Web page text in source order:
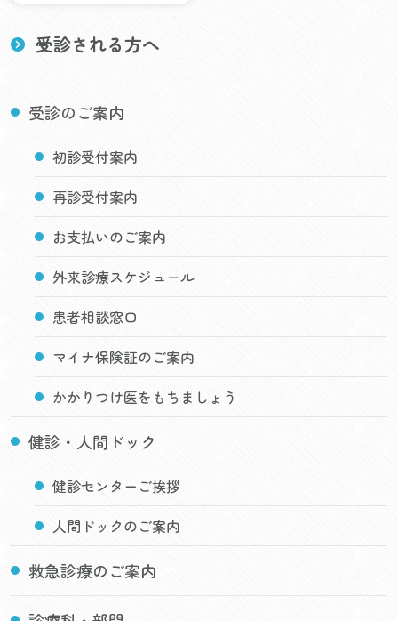
受診される方へ
受診のご案内
初診受付案内
再診受付案内
お支払いのご案内
外来診療スケジュール
患者相談窓口
マイナ保険証のご案内
かかりつけ医をもちましょう
健診・人間ドック
健診センターご挨拶
人間ドックのご案内
救急診療のご案内